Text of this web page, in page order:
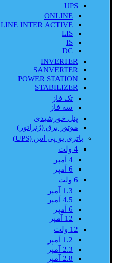
UPS
ONLINE
LINE INTER ACTIVE
LIS
IS
DC
INVERTER
SANVERTER
POWER STATION
STABILIZER
تک فاز
سه فاز
پنل خورشیدی
موتور برق (ژنراتور)
باتری یو پی اس (UPS)
4 ولت
4 آمپر
6 آمپر
6 ولت
1.3 آمپر
4.5 آمپر
6 آمپر
12 آمپر
12 ولت
1.2 آمپر
2.3 آمپر
2.8 آمپر